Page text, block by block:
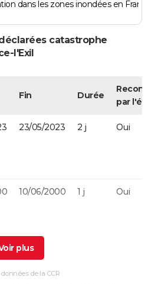
dans les zones inondées en
catastrophe
l'Exil
Fin Durée
par
23/05/2023 2 j Oui
10/06/2000 1 j Oui
25/10/1999
de la CCR